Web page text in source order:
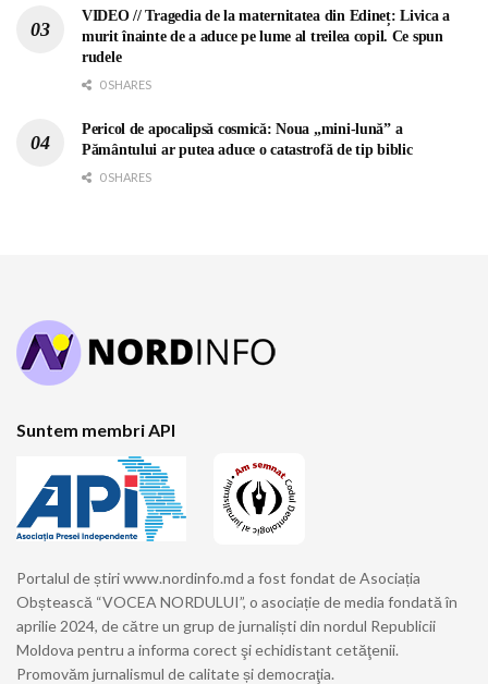
VIDEO // Tragedia de la maternitatea din Edineț: Livica a
murit înainte de a aduce pe lume al treilea copil. Ce spun
rudele
0 SHARES
Pericol de apocalipsă cosmică: Noua „mini-lună” a
Pământului ar putea aduce o catastrofă de tip biblic
0 SHARES
Suntem membri API
Portalul de știri www.nordinfo.md a fost fondat de Asociația
Obștească “VOCEA NORDULUI”, o asociație de media fondată în
aprilie 2024, de către un grup de jurnaliști din nordul Republicii
Moldova pentru a informa corect şi echidistant cetăţenii.
Promovăm jurnalismul de calitate și democraţia.